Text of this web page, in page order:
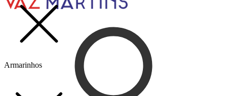
Armarinhos